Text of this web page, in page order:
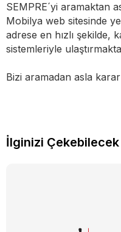
SEMPRE´yi aramaktan
Mobilya web sitesinde
adrese en hızlı şekilde,
sistemleriyle
Bizi aramadan asla
İlginizi